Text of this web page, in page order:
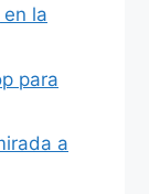
la
para
a